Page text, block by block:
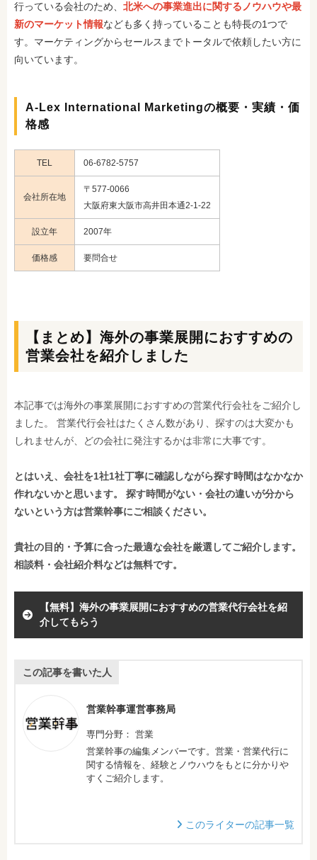
行っている会社のため、 北米への事業進出に関するノウハウや最
新のマーケット情報なども多く持っていることも特長の1つで
す。マーケティングからセールスまでトータルで依頼したい方に
向いています。
A-Lex International Marketingの概要・実績・価
格感
TEL 06-6782-5757
会社所在地
〒577-0066
大阪府東大阪市高井田本通2-1-22
設立年 2007年
価格感 要問合せ
【まとめ】海外の事業展開におすすめの
営業会社を紹介しました
本記事では海外の事業展開におすすめの営業代行会社をご紹介し
ました。 営業代行会社はたくさん数があり、探すのは大変かも
しれませんが、どの会社に発注するかは非常に大事です。
とはいえ、会社を1社1社丁寧に確認しながら探す時間はなかなか
作れないかと思います。 探す時間がない・会社の違いが分から
ないという方は営業幹事にご相談ください。
貴社の目的・予算に合った最適な会社を厳選してご紹介します。
相談料・会社紹介料などは無料です。
【無料】海外の事業展開におすすめの営業代行会社を紹
介してもらう
この記事を書いた人
営業幹事運営事務局
専門分野： 営業
営業幹事の編集メンバーです。営業・営業代行に
関する情報を、経験とノウハウをもとに分かりや
すくご紹介します。
このライターの記事一覧